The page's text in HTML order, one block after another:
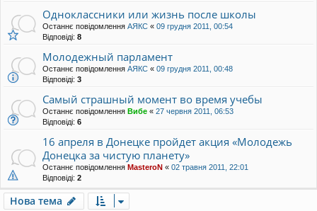
Одноклассники или жизнь после школы
Останнє повідомлення АЯКС « 09 грудня 2011, 00:54
Відповіді: 8
Молодежный парламент
Останнє повідомлення АЯКС « 09 грудня 2011, 00:48
Відповіді: 3
Самый страшный момент во время учебы
Останнє повідомлення Вибе « 27 червня 2011, 06:53
Відповіді: 6
16 апреля в Донецке пройдет акция «Молодежь
Донецка за чистую планету»
Останнє повідомлення MasteroN « 02 травня 2011, 22:01
Відповіді: 2
Нова тема